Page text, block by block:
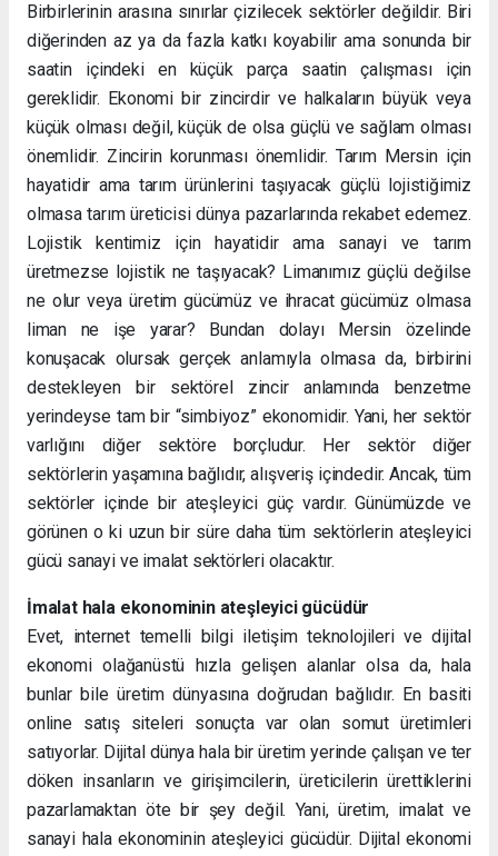
Birbirlerinin arasına sınırlar çizilecek sektörler değildir. Biri
diğerinden az ya da fazla katkı koyabilir ama sonunda bir
saatin içindeki en küçük parça saatin çalışması için
gereklidir. Ekonomi bir zincirdir ve halkaların büyük veya
küçük olması değil, küçük de olsa güçlü ve sağlam olması
önemlidir. Zincirin korunması önemlidir. Tarım Mersin için
hayatidir ama tarım ürünlerini taşıyacak güçlü lojistiğimiz
olmasa tarım üreticisi dünya pazarlarında rekabet edemez.
Lojistik kentimiz için hayatidir ama sanayi ve tarım
üretmezse lojistik ne taşıyacak? Limanımız güçlü değilse
ne olur veya üretim gücümüz ve ihracat gücümüz olmasa
liman ne işe yarar? Bundan dolayı Mersin özelinde
konuşacak olursak gerçek anlamıyla olmasa da, birbirini
destekleyen bir sektörel zincir anlamında benzetme
yerindeyse tam bir “simbiyoz” ekonomidir. Yani, her sektör
varlığını diğer sektöre borçludur. Her sektör diğer
sektörlerin yaşamına bağlıdır, alışveriş içindedir. Ancak, tüm
sektörler içinde bir ateşleyici güç vardır. Günümüzde ve
görünen o ki uzun bir süre daha tüm sektörlerin ateşleyici
gücü sanayi ve imalat sektörleri olacaktır.
İmalat hala ekonominin ateşleyici gücüdür
Evet, internet temelli bilgi iletişim teknolojileri ve dijital
ekonomi olağanüstü hızla gelişen alanlar olsa da, hala
bunlar bile üretim dünyasına doğrudan bağlıdır. En basiti
online satış siteleri sonuçta var olan somut üretimleri
satıyorlar. Dijital dünya hala bir üretim yerinde çalışan ve ter
döken insanların ve girişimcilerin, üreticilerin ürettiklerini
pazarlamaktan öte bir şey değil. Yani, üretim, imalat ve
sanayi hala ekonominin ateşleyici gücüdür. Dijital ekonomi